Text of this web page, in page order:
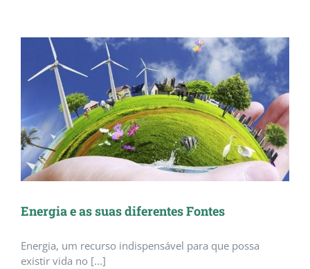
Energia e as suas diferentes Fontes
Energia, um recurso indispensável para que possa
existir vida no [...]